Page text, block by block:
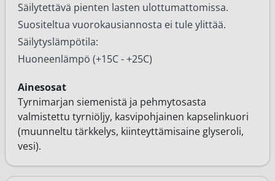
Säilytettävä pienten lasten ulottumattomissa.
Suositeltua vuorokausiannosta ei tule ylittää.
Säilytyslämpötila:
Huoneenlämpö (+15C - +25C)
Ainesosat
Tyrnimarjan siemenistä ja pehmytosasta
valmistettu tyrniöljy, kasvipohjainen kapselinkuori
(muunneltu tärkkelys, kiinteyttämisaine glyseroli,
vesi).